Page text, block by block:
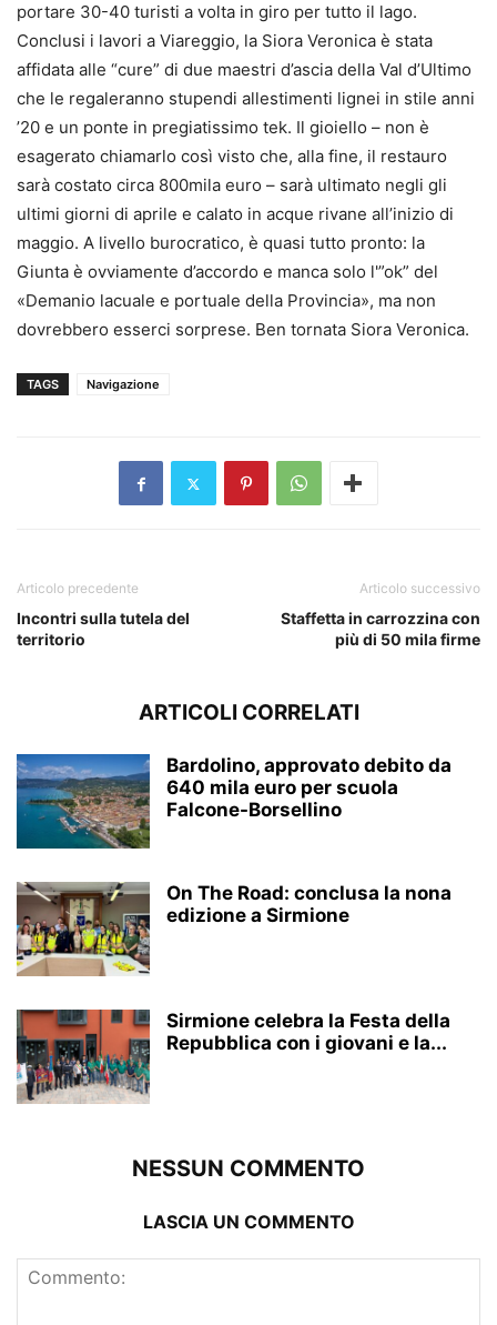
portare 30-40 turisti a volta in giro per tutto il lago.
Conclusi i lavori a Viareggio, la Siora Veronica è stata
affidata alle “cure” di due maestri d’ascia della Val d’Ultimo
che le regaleranno stupendi allestimenti lignei in stile anni
’20 e un ponte in pregiatissimo tek. Il gioiello – non è
esagerato chiamarlo così visto che, alla fine, il restauro
sarà costato circa 800mila euro – sarà ultimato negli gli
ultimi giorni di aprile e calato in acque rivane all’inizio di
maggio. A livello burocratico, è quasi tutto pronto: la
Giunta è ovviamente d’accordo e manca solo l'”ok” del
«Demanio lacuale e portuale della Provincia», ma non
dovrebbero esserci sorprese. Ben tornata Siora Veronica.
TAGS Navigazione
Articolo precedente
Incontri sulla tutela del
territorio
Articolo successivo
Staffetta in carrozzina con
più di 50 mila firme
ARTICOLI CORRELATI
Bardolino, approvato debito da
640 mila euro per scuola
Falcone-Borsellino
On The Road: conclusa la nona
edizione a Sirmione
Sirmione celebra la Festa della
Repubblica con i giovani e la...
NESSUN COMMENTO
LASCIA UN COMMENTO